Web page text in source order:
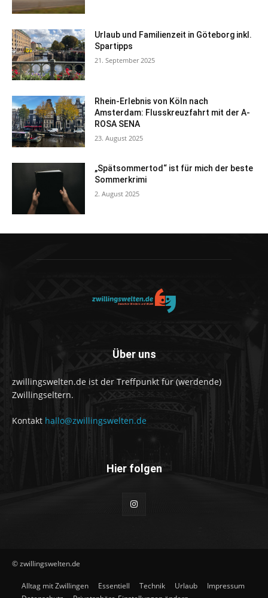
Urlaub und Familienzeit in Göteborg inkl.
Spartipps
21. September 2025
Rhein-Erlebnis von Köln nach
Amsterdam: Flusskreuzfahrt mit der A-
ROSA SENA
23. August 2025
„Spätsommertod“ ist für mich der beste
Sommerkrimi
2. August 2025
Über uns
zwillingswelten.de ist der Treffpunkt für (werdende)
Zwillingseltern.
Kontakt hallo@zwillingswelten.de
Hier folgen
© zwillingswelten.de
Alltag mit Zwillingen Essentiell Technik Urlaub
Impressum